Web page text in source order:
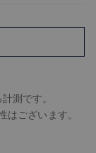
測です。
はございます。